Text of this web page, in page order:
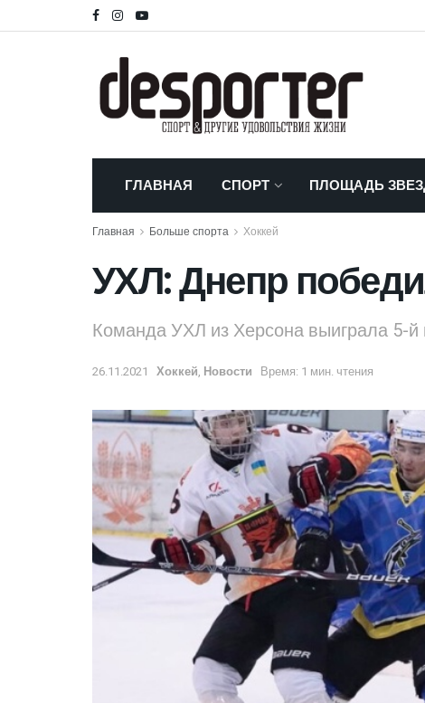
ГЛАВНАЯ СПОРТ ПЛОЩАДЬ
Главная Больше спорта Хоккей
УХЛ: Днепр
Команда УХЛ из Херсона выиграла 5-й
26.11.2021 Хоккей, Новости Время: 1 мин. чтения